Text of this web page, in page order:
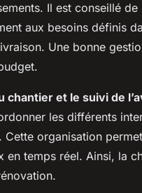
Il est conseillé
aux besoins définis
Une bonne
chantier et le suivi de
les différents
Cette organisation
en temps réel. Ainsi, la